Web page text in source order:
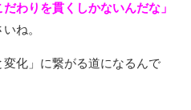
わりを貫くしかないんだな」
ね。
化」に繋がる道になるんで